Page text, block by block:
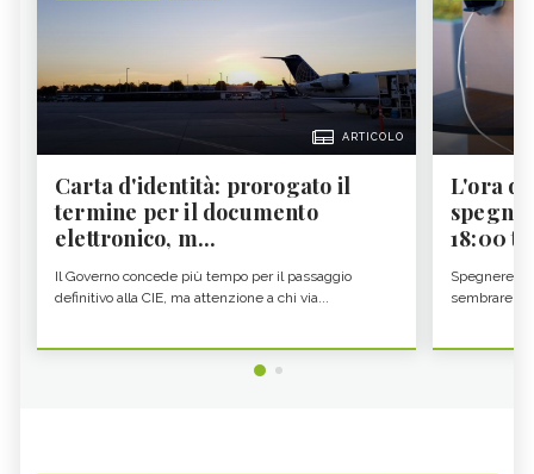
ARTICOLO
Carta d'identità: prorogato il
termine per il documento
elettronico, m...
Il Governo concede più tempo per il passaggio
definitivo alla CIE, ma attenzione a chi via...
L'ora
18:00 ti
Spegnere lo
sembrare